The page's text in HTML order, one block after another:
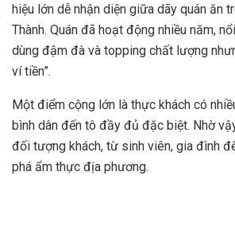
hiệu lớn dễ nhận diện giữa dãy quán ăn
Thành. Quán đã hoạt động nhiều năm,
dùng đậm đà và topping chất lượng
ví tiền”.
Một điểm cộng lớn là thực khách có
bình dân đến tô đầy đủ đặc biệt. Nhờ
đối tượng khách, từ sinh viên, gia đình
phá ẩm thực địa phương.